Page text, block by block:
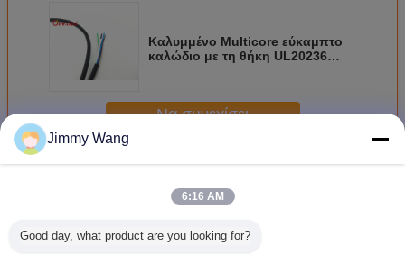
Καλυμμένο Multicore εύκαμπτο
καλώδιο με τη θήκη UL20236
Να συνεχίσει
ΠερισσότεροιMulticore εύκαμπτο καλώδιο
Jimmy Wang
6:16 AM
Good day, what product are you looking for?